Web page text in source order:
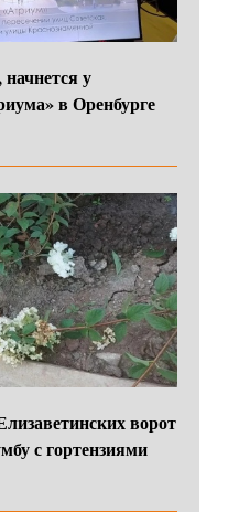
у
в Оренбурге
ворот
с гортензиями